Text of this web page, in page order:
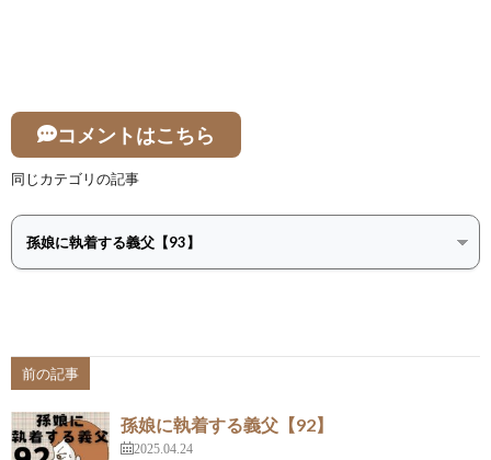
コメントはこちら
同じカテゴリの記事
前の記事
孫娘に執着する義父【92】
2025.04.24